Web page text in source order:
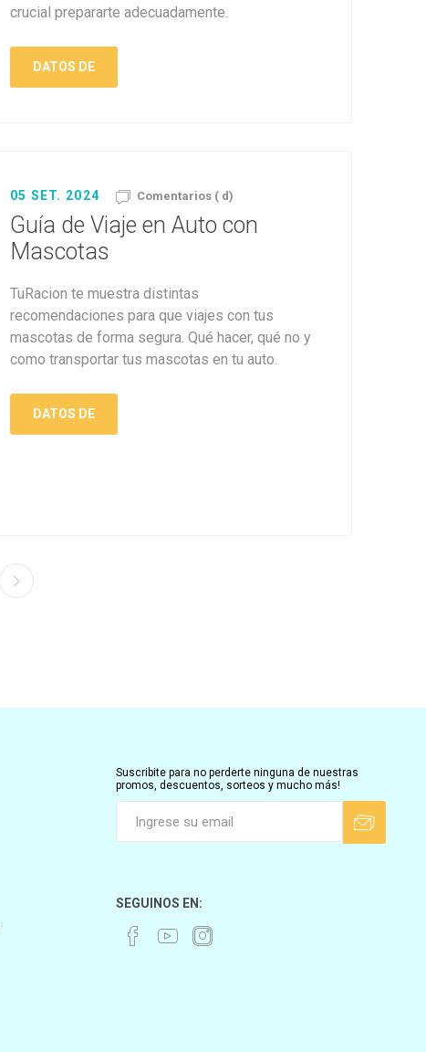
crucial prepararte adecuadamente.
DATOS DE
05 SET. 2024 Comentarios ( d)
Guía de Viaje en Auto con
Mascotas
TuRacion te muestra distintas
recomendaciones para que viajes con tus
mascotas de forma segura. Qué hacer, qué no y
como transportar tus mascotas en tu auto.
DATOS DE
Suscribite para no perderte ninguna de nuestras
promos, descuentos, sorteos y mucho más!
SEGUINOS EN: